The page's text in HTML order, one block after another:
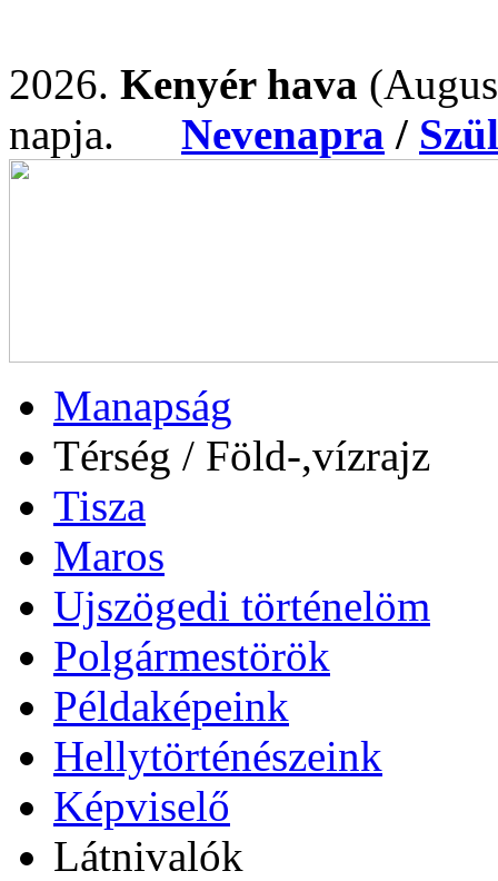
2026. Kenyér hava
napja. Nevenapra /
Manapság
Térség / Föld-,vízrajz
Tisza
Maros
Ujszögedi történelöm
Polgármestörök
Példaképeink
Hellytörténészeink
Képviselő
Látnivalók